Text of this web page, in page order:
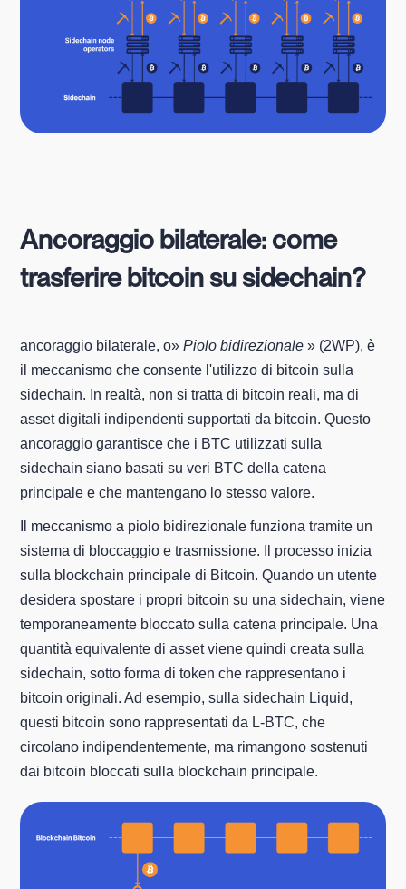
Ancoraggio bilaterale: come
trasferire bitcoin su sidechain?
ancoraggio bilaterale, o»Piolo bidirezionale » (2WP), è
il meccanismo che consente l'utilizzo di bitcoin sulla
sidechain. In realtà, non si tratta di bitcoin reali, ma di
asset digitali indipendenti supportati da bitcoin. Questo
ancoraggio garantisce che i BTC utilizzati sulla
sidechain siano basati su veri BTC della catena
principale e che mantengano lo stesso valore.
Il meccanismo a piolo bidirezionale funziona tramite un
sistema di bloccaggio e trasmissione. Il processo inizia
sulla blockchain principale di Bitcoin. Quando un utente
desidera spostare i propri bitcoin su una sidechain, viene
temporaneamente bloccato sulla catena principale. Una
quantità equivalente di asset viene quindi creata sulla
sidechain, sotto forma di token che rappresentano i
bitcoin originali. Ad esempio, sulla sidechain Liquid,
questi bitcoin sono rappresentati da L-BTC, che
circolano indipendentemente, ma rimangono sostenuti
dai bitcoin bloccati sulla blockchain principale.